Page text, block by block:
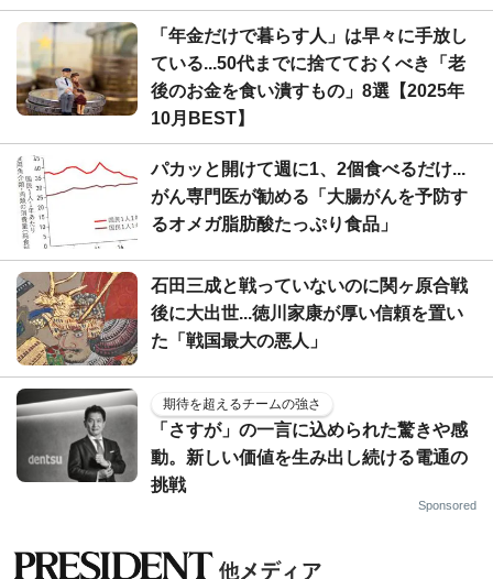
「年金だけで暮らす人」は早々に手放し
ている...50代までに捨てておくべき「老
後のお金を食い潰すもの」8選【2025年
10月BEST】
パカッと開けて週に1、2個食べるだけ...
がん専門医が勧める「大腸がんを予防す
るオメガ脂肪酸たっぷり食品」
石田三成と戦っていないのに関ヶ原合戦
後に大出世...徳川家康が厚い信頼を置い
た「戦国最大の悪人」
期待を超えるチームの強さ
「さすが」の一言に込められた驚きや感
動。新しい価値を生み出し続ける電通の
挑戦
Sponsored